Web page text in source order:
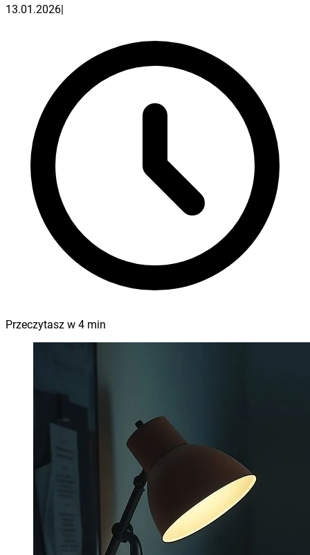
13.01.2026
Przeczytasz w 4 min